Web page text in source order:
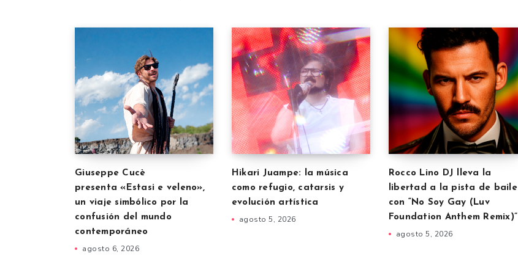
Giuseppe Cucè
presenta «Estasi e veleno»,
un viaje simbólico por la
confusión del mundo
contemporáneo
agosto 6, 2026
Hikari Juampe: la música
como refugio, catarsis y
evolución artística
agosto 5, 2026
Rocco Lino DJ lleva la
libertad a la pista de baile
con “No Soy Gay (Luv
Foundation Anthem Remix)”
agosto 5, 2026